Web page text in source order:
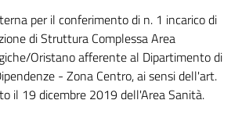
per il conferimento di n. 1 incarico di
di Struttura Complessa Area
Oristano afferente al Dipartimento di
- Zona Centro, ai sensi dell'art.
il 19 dicembre 2019 dell'Area Sanità.